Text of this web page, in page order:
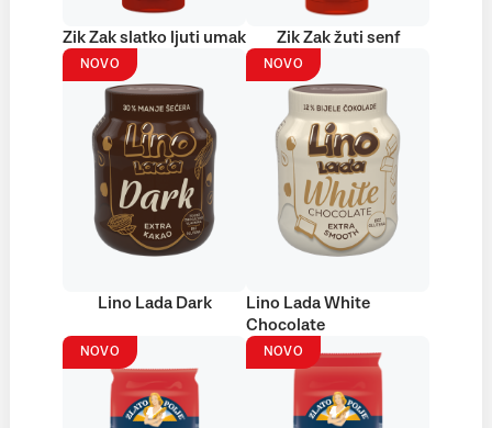
Zik Zak slatko ljuti umak Zik Zak žuti senf
NOVO
Lino Lada Dark
NOVO
Lino Lada White
Chocolate
NOVO NOVO